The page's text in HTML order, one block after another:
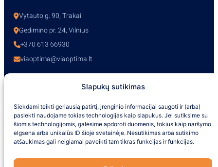
Slapukų sutikimas
Siekdami teikti geriausią patirtį, įrenginio informacijai saugoti ir (arba)
pasiekti naudojame tokias technologijas kaip slapukus. Jei sutiksime su
šiomis technologijomis, galėsime apdoroti duomenis, tokius kaip naršymo
elgsena arba unikalūs ID šioje svetainėje. Nesutikimas arba sutikimo
atšaukimas gali neigiamai paveikti tam tikras funkcijas ir funkcijas.
Vytauto g. 90, Trakai
Gedimino pr. 24, Vilnius
+370 613 66930
viaoptima@viaoptima.lt
I-V – 10:00-19:00
VI – 10:00-16:00
VII – nedirbame